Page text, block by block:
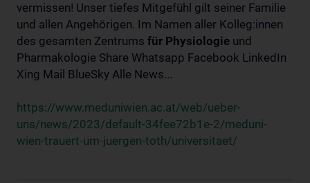
vermissen! Unser tiefes Mitgefühl gilt seiner Familie
und allen Angehörigen. Im Namen aller Kolleg:innen
des gesamten Zentrums für Physiologie und
Pharmakologie Share Whatsapp Facebook LinkedIn
Xing Mail BlueSky Alle News...
https://www.meduniwien.ac.at/web/ueber-
uns/news/2023/default-34fee72b1e-2/meduni-
wien-trauert-um-juergen-toth/universitaet/